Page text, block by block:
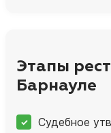
Этапы
Барнауле
Судебное